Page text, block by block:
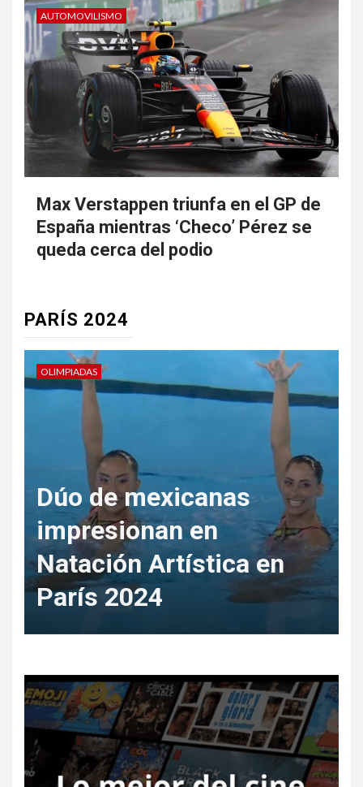
AUTOMOVILISMO
Max Verstappen triunfa en el GP de
España mientras ‘Checo’ Pérez se
queda cerca del podio
PARÍS 2024
OLIMPIADAS
Dúo de mexicanas
impresionan en
Natación Artística en
París 2024